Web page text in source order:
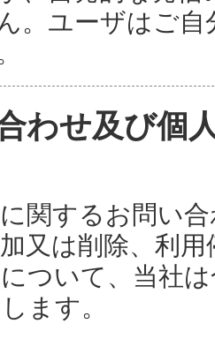
。ユーザはご
わせ及び個
関するお問い
又は削除、利
ついて、当社
ます。